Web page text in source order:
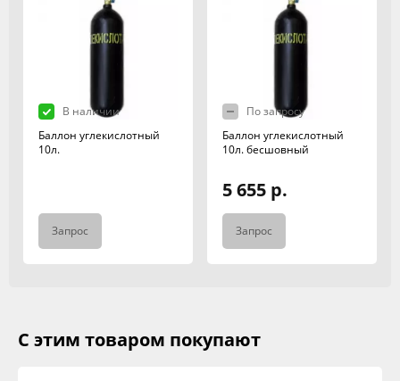
В наличии
Баллон углекислотный
10л.
Запрос
По запросу
Баллон углекислотный
10л. бесшовный
5 655 р.
Запрос
С этим товаром покупают